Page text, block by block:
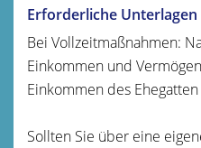
Erforderliche Unterlagen
Bei Vollzeitmaßnahmen:
Einkommen und
Einkommen des
Sollten Sie über eine